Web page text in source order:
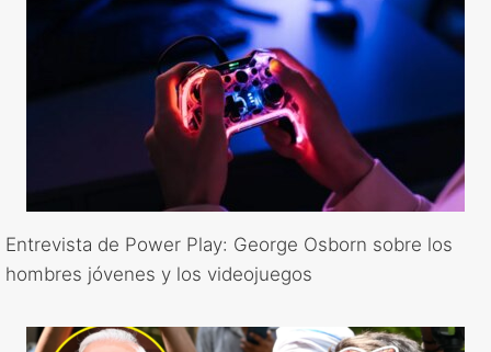
Entrevista de Power Play: George Osborn sobre los
hombres jóvenes y los videojuegos